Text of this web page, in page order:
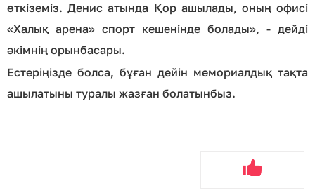
өткіземіз. Денис атында Қор ашылады, оның офисі
«Халық арена» спорт кешенінде болады», - дейді
әкімнің орынбасары.
Естеріңізде болса, бұған дейін мемориалдық тақта
ашылатыны туралы жазған болатынбыз.